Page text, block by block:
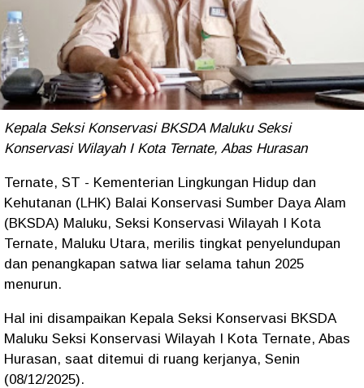
Kepala Seksi Konservasi BKSDA Maluku Seksi
Konservasi Wilayah I Kota Ternate, Abas Hurasan
Ternate, ST - Kementerian Lingkungan Hidup dan
Kehutanan (LHK) Balai Konservasi Sumber Daya Alam
(BKSDA) Maluku, Seksi Konservasi Wilayah I Kota
Ternate, Maluku Utara, merilis tingkat penyelundupan
dan penangkapan satwa liar selama tahun 2025
menurun.
Hal ini disampaikan Kepala Seksi Konservasi BKSDA
Maluku Seksi Konservasi Wilayah I Kota Ternate, Abas
Hurasan, saat ditemui di ruang kerjanya, Senin
(08/12/2025).